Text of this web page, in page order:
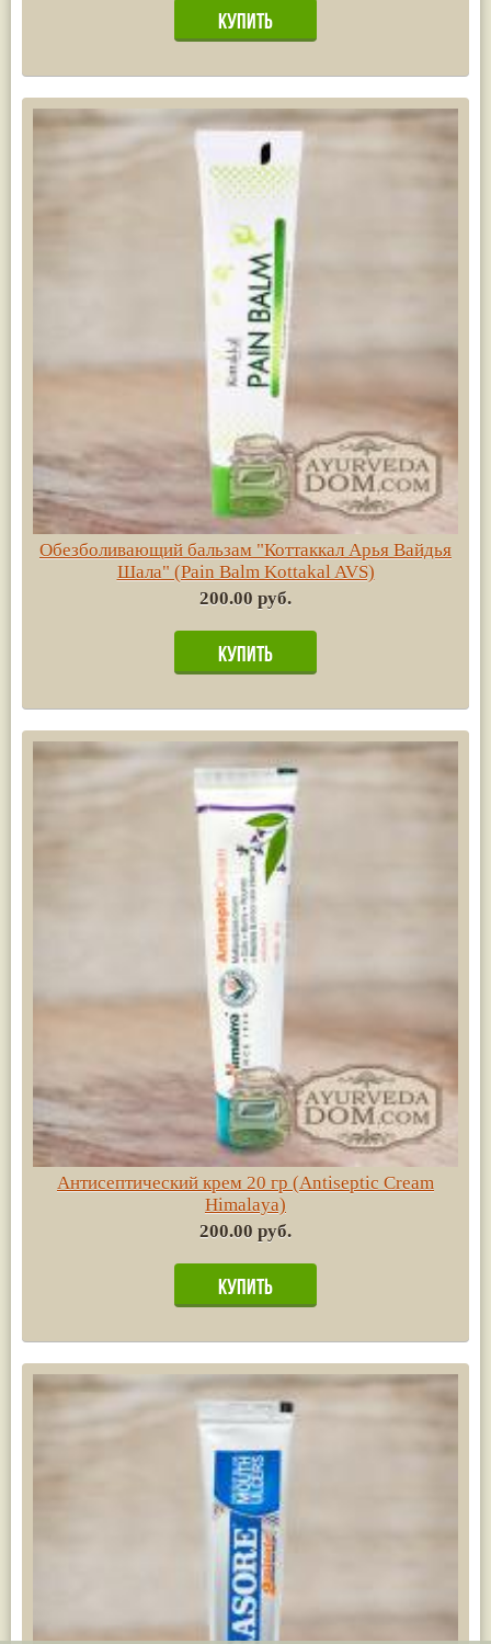
Обезболивающий бальзам "Коттаккал Арья Вайдья
Шала" (Pain Balm Kottakal AVS)
200.00 руб.
Антисептический крем 20 гр (Antiseptic Cream
Himalaya)
200.00 руб.